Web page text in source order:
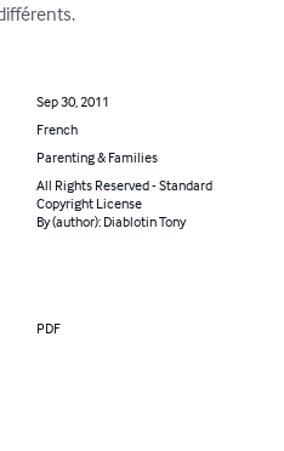
Sep 30, 2011
French
Parenting & Families
All Rights Reserved - Standard
Copyright License
By (author): Diablotin Tony
PDF